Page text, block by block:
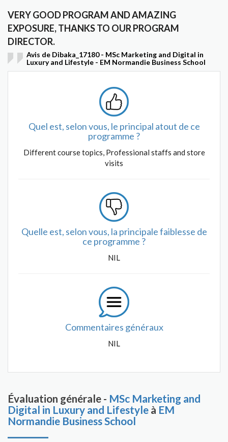
VERY GOOD PROGRAM AND AMAZING
EXPOSURE, THANKS TO OUR PROGRAM
DIRECTOR.
Avis de Dibaka_17180 - MSc Marketing and Digital in
Luxury and Lifestyle - EM Normandie Business School
Quel est, selon vous, le principal atout de ce
programme ?
Different course topics, Professional staffs and store
visits
Quelle est, selon vous, la principale faiblesse de
ce programme ?
NIL
Commentaires généraux
NIL
Évaluation générale - MSc Marketing and
Digital in Luxury and Lifestyle à EM
Normandie Business School